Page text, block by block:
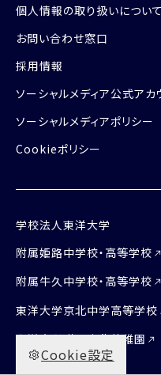
Cookie設定
個人情報の取り扱いについて
お問い合わせ窓口
採用情報
ソーシャルメディア公式アカ
ソーシャルメディアポリシー
Cookieポリシー
学校法人東洋大学
附属姫路中学校・高等学校
附属牛久中学校・高等学校
東洋大学京北中学高等学校
東洋大学附属京北幼稚園